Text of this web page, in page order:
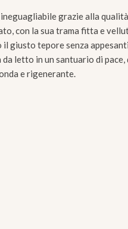
grazie alla
con la sua trama fitta e
giusto tepore senza
letto in un santuario di
e rigenerante.